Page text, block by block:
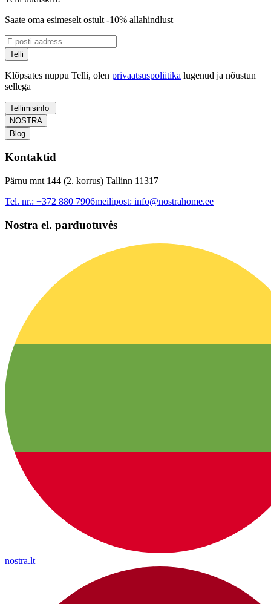
Saate oma esimeselt ostult -10% allahindlust
Telli
Klõpsates nuppu Telli, olen privaatsuspoliitika lugenud ja nõustun
sellega
Tellimisinfo
NOSTRA
Blog
Kontaktid
Pärnu mnt 144 (2. korrus) Tallinn 11317
Tel. nr.: +372 880 7906meilipost: info@nostrahome.ee
Nostra el. parduotuvės
nostra.lt